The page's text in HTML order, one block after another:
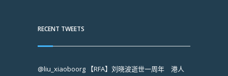
RECENT TWEETS
@liu_xiaoboorg 【RFA】刘晓波逝世一周年 港人